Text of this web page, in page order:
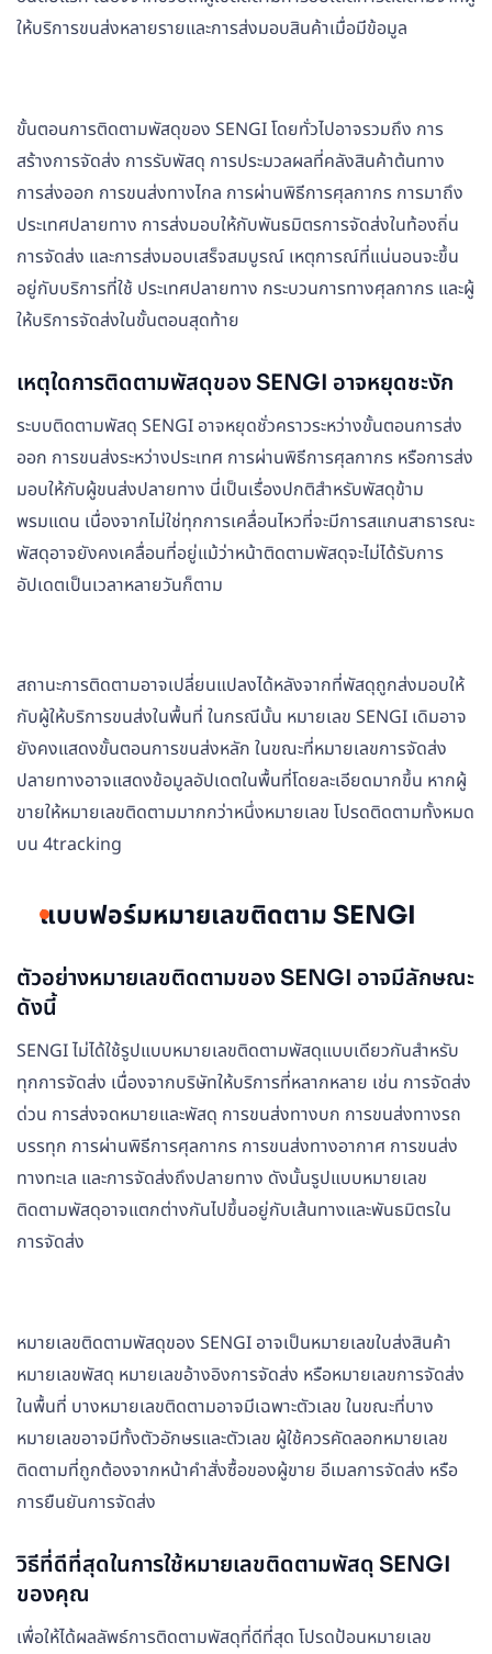
ให้บริการขนส่งหลายรายและการส่งมอบสินค้าเมื่อมีข้อมูล
ขั้นตอนการติดตามพัสดุของ SENGI โดยทั่วไปอาจรวมถึง การ
สร้างการจัดส่ง การรับพัสดุ การประมวลผลที่คลังสินค้าต้นทาง
การส่งออก การขนส่งทางไกล การผ่านพิธีการศุลกากร การมาถึง
ประเทศปลายทาง การส่งมอบให้กับพันธมิตรการจัดส่งในท้องถิ่น
การจัดส่ง และการส่งมอบเสร็จสมบูรณ์ เหตุการณ์ที่แน่นอนจะขึ้น
อยู่กับบริการที่ใช้ ประเทศปลายทาง กระบวนการทางศุลกากร และผู้
ให้บริการจัดส่งในขั้นตอนสุดท้าย
เหตุใดการติดตามพัสดุของ SENGI อาจหยุดชะงัก
ระบบติดตามพัสดุ SENGI อาจหยุดชั่วคราวระหว่างขั้นตอนการส่ง
ออก การขนส่งระหว่างประเทศ การผ่านพิธีการศุลกากร หรือการส่ง
มอบให้กับผู้ขนส่งปลายทาง นี่เป็นเรื่องปกติสำหรับพัสดุข้าม
พรมแดน เนื่องจากไม่ใช่ทุกการเคลื่อนไหวที่จะมีการสแกนสาธารณะ
พัสดุอาจยังคงเคลื่อนที่อยู่แม้ว่าหน้าติดตามพัสดุจะไม่ได้รับการ
อัปเดตเป็นเวลาหลายวันก็ตาม
สถานะการติดตามอาจเปลี่ยนแปลงได้หลังจากที่พัสดุถูกส่งมอบให้
กับผู้ให้บริการขนส่งในพื้นที่ ในกรณีนั้น หมายเลข SENGI เดิมอาจ
ยังคงแสดงขั้นตอนการขนส่งหลัก ในขณะที่หมายเลขการจัดส่ง
ปลายทางอาจแสดงข้อมูลอัปเดตในพื้นที่โดยละเอียดมากขึ้น หากผู้
ขายให้หมายเลขติดตามมากกว่าหนึ่งหมายเลข โปรดติดตามทั้งหมด
บน 4tracking
แบบฟอร์มหมายเลขติดตาม SENGI
ตัวอย่างหมายเลขติดตามของ SENGI อาจมีลักษณะ
ดังนี้
SENGI ไม่ได้ใช้รูปแบบหมายเลขติดตามพัสดุแบบเดียวกันสำหรับ
ทุกการจัดส่ง เนื่องจากบริษัทให้บริการที่หลากหลาย เช่น การจัดส่ง
ด่วน การส่งจดหมายและพัสดุ การขนส่งทางบก การขนส่งทางรถ
บรรทุก การผ่านพิธีการศุลกากร การขนส่งทางอากาศ การขนส่ง
ทางทะเล และการจัดส่งถึงปลายทาง ดังนั้นรูปแบบหมายเลข
ติดตามพัสดุอาจแตกต่างกันไปขึ้นอยู่กับเส้นทางและพันธมิตรใน
การจัดส่ง
หมายเลขติดตามพัสดุของ SENGI อาจเป็นหมายเลขใบส่งสินค้า
หมายเลขพัสดุ หมายเลขอ้างอิงการจัดส่ง หรือหมายเลขการจัดส่ง
ในพื้นที่ บางหมายเลขติดตามอาจมีเฉพาะตัวเลข ในขณะที่บาง
หมายเลขอาจมีทั้งตัวอักษรและตัวเลข ผู้ใช้ควรคัดลอกหมายเลข
ติดตามที่ถูกต้องจากหน้าคำสั่งซื้อของผู้ขาย อีเมลการจัดส่ง หรือ
การยืนยันการจัดส่ง
วิธีที่ดีที่สุดในการใช้หมายเลขติดตามพัสดุ SENGI
ของคุณ
เพื่อให้ได้ผลลัพธ์การติดตามพัสดุที่ดีที่สุด โปรดป้อนหมายเลข